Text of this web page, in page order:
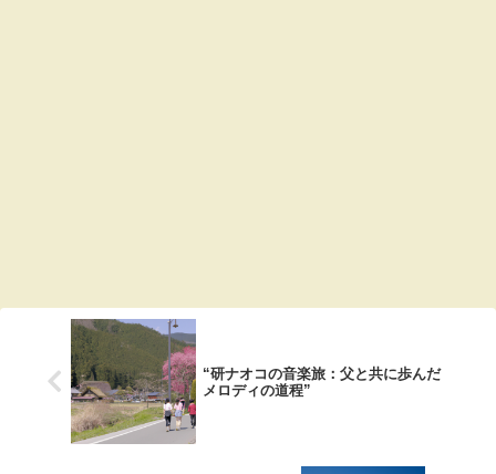
“研ナオコの音楽旅：父と共に歩んだ
メロディの道程”